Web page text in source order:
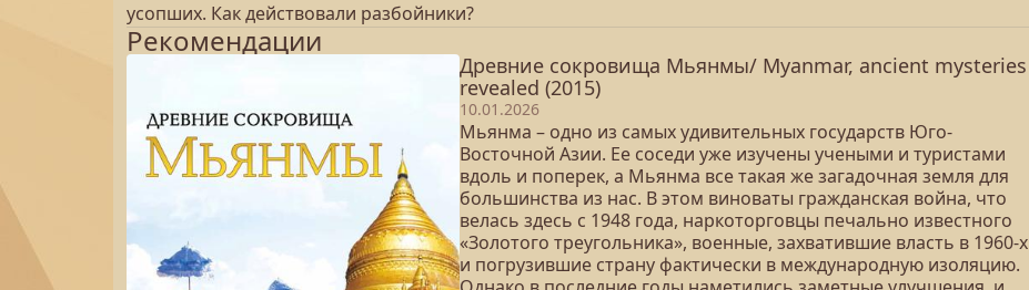
усопших. Как действовали разбойники?
Рекомендации
Древние сокровища Мьянмы/ Myanmar, ancient mysteries
revealed (2015)
10.01.2026
Мьянма – одно из самых удивительных государств Юго-
Восточной Азии. Ее соседи уже изучены учеными и туристами
вдоль и поперек, а Мьянма все такая же загадочная земля для
большинства из нас. В этом виноваты гражданская война, что
велась здесь с 1948 года, наркоторговцы печально известного
«Золотого треугольника», военные, захватившие власть в 1960-х
и погрузившие страну фактически в международную изоляцию.